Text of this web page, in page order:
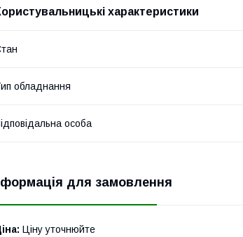
характеристики
обладнання
особа
для замовлення
Ціну уточнюйте